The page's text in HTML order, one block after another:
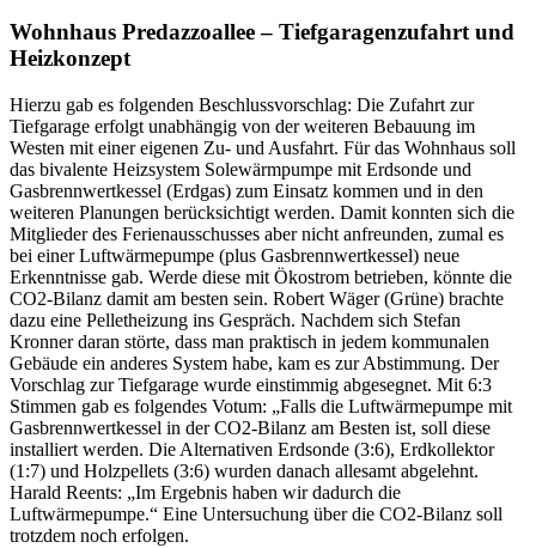
Wohnhaus Predazzoallee – Tiefgaragenzufahrt und
Heizkonzept
Hierzu gab es folgenden Beschlussvorschlag: Die Zufahrt zur
Tiefgarage erfolgt unabhängig von der weiteren Bebauung im
Westen mit einer eigenen Zu- und Ausfahrt. Für das Wohnhaus soll
das bivalente Heizsystem Solewärmpumpe mit Erdsonde und
Gasbrennwertkessel (Erdgas) zum Einsatz kommen und in den
weiteren Planungen berücksichtigt werden. Damit konnten sich die
Mitglieder des Ferienausschusses aber nicht anfreunden, zumal es
bei einer Luftwärmepumpe (plus Gasbrennwertkessel) neue
Erkenntnisse gab. Werde diese mit Ökostrom betrieben, könnte die
CO2-Bilanz damit am besten sein. Robert Wäger (Grüne) brachte
dazu eine Pelletheizung ins Gespräch. Nachdem sich Stefan
Kronner daran störte, dass man praktisch in jedem kommunalen
Gebäude ein anderes System habe, kam es zur Abstimmung. Der
Vorschlag zur Tiefgarage wurde einstimmig abgesegnet. Mit 6:3
Stimmen gab es folgendes Votum: „Falls die Luftwärmepumpe mit
Gasbrennwertkessel in der CO2-Bilanz am Besten ist, soll diese
installiert werden. Die Alternativen Erdsonde (3:6), Erdkollektor
(1:7) und Holzpellets (3:6) wurden danach allesamt abgelehnt.
Harald Reents: „Im Ergebnis haben wir dadurch die
Luftwärmepumpe.“ Eine Untersuchung über die CO2-Bilanz soll
trotzdem noch erfolgen.